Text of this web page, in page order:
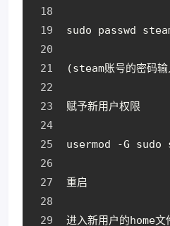
sudo passwd
(steam账号的密码
赋予新用户权限
usermod -G sudo
重启
进入新用户的home文